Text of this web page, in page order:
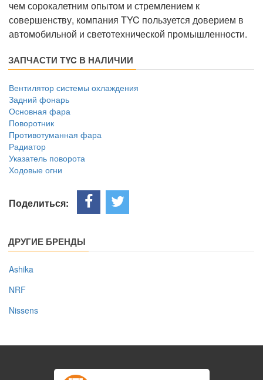
ДРУГИЕ БРЕНДЫ
Ashika
NRF
Nissens
чем сорокалетним опытом и стремлением к
совершенству, компания TYC пользуется доверием в
автомобильной и светотехнической промышленности.
ЗАПЧАСТИ TYC В НАЛИЧИИ
Вентилятор системы охлаждения
Задний фонарь
Основная фара
Поворотник
Противотуманная фара
Радиатор
Указатель поворота
Ходовые огни
Поделиться: